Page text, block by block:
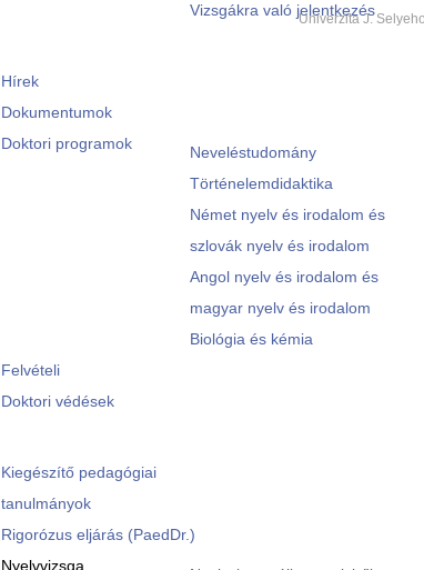
Vizsgákra való jelentkezés
Hírek
Dokumentumok
Doktori programok
Neveléstudomány
Történelemdidaktika
Német nyelv és irodalom és
szlovák nyelv és irodalom
Angol nyelv és irodalom és
magyar nyelv és irodalom
Biológia és kémia
Felvételi
Doktori védések
Kiegészítő pedagógiai
tanulmányok
Rigorózus eljárás (PaedDr.)
Nyelvvizsga
Univerzita J.